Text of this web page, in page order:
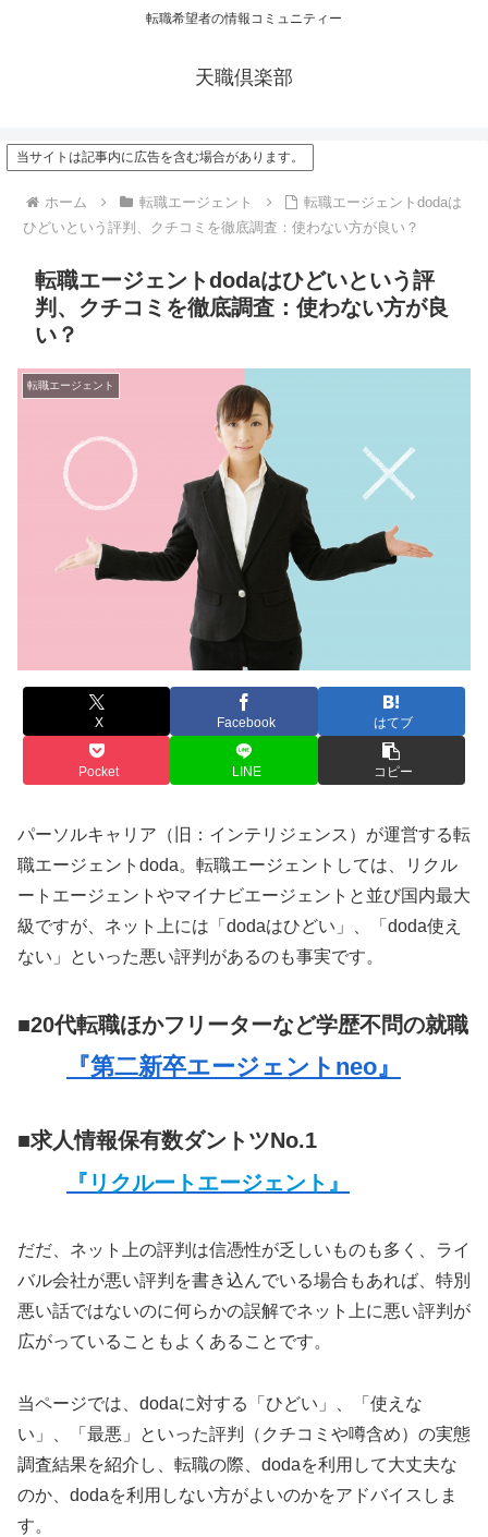
転職希望者の情報コミュニティー
天職倶楽部
当サイトは記事内に広告を含む場合があります。
ホーム 転職エージェント
転職エージェントdodaは
ひどいという評判、クチコミを徹底調査：使わない方が良い？
転職エージェントdodaはひどいという評
判、クチコミを徹底調査：使わない方が良
い？
転職エージェント
X Facebook はてブ
Pocket LINE コピー
パーソルキャリア（旧：インテリジェンス）が運営する転
職エージェントdoda。転職エージェントしては、リクル
ートエージェントやマイナビエージェントと並び国内最大
級ですが、ネット上には「dodaはひどい」、「doda使え
ない」といった悪い評判があるのも事実です。
■20代転職ほかフリーターなど学歴不問の就職
『第二新卒エージェントneo』
■求人情報保有数ダントツNo.1
『リクルートエージェント』
だだ、ネット上の評判は信憑性が乏しいものも多く、ライ
バル会社が悪い評判を書き込んでいる場合もあれば、特別
悪い話ではないのに何らかの誤解でネット上に悪い評判が
広がっていることもよくあることです。
当ページでは、dodaに対する「ひどい」、「使えな
い」、「最悪」といった評判（クチコミや噂含め）の実態
調査結果を紹介し、転職の際、dodaを利用して大丈夫な
のか、dodaを利用しない方がよいのかをアドバイスしま
す。